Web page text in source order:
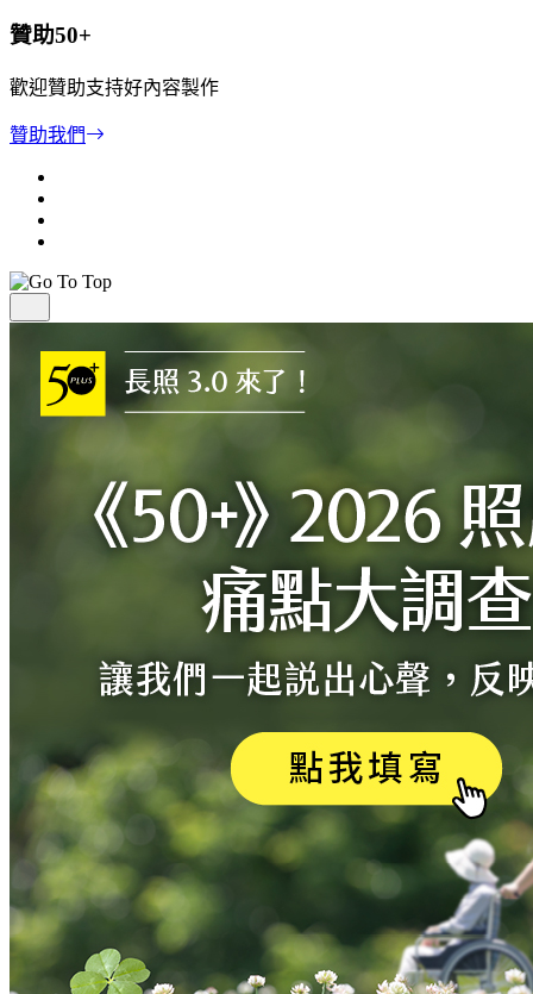
贊助50+
歡迎贊助支持好內容製作
贊助我們